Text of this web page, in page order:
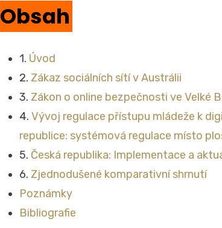
Obsah
1. Úvod
2. Zákaz sociálních sítí v Austrálii
3. Zákon o online bezpečnosti ve Velké
4. Vývoj regulace přístupu mládeže k
republice: systémová regulace místo
5. Česká republika: Implementace a
6. Zjednodušené komparativní shrnutí
Poznámky
Bibliografie